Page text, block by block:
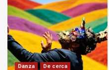
Danza
De cerca